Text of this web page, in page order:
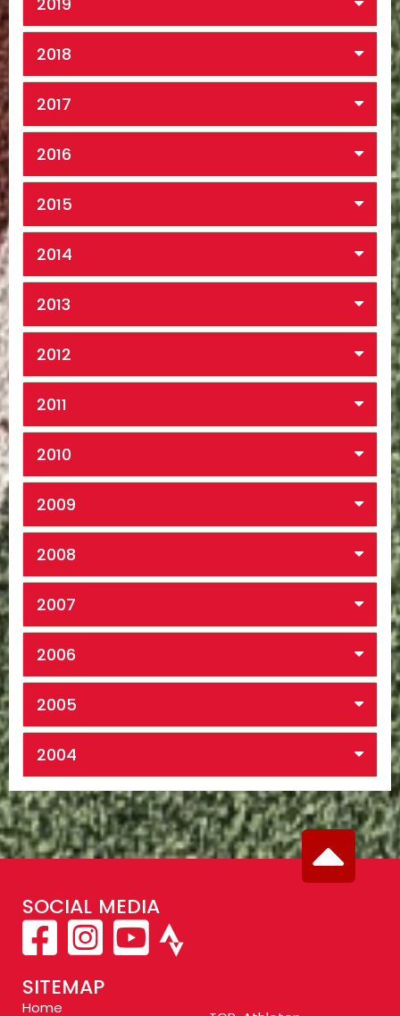
2018
2017
2016
2015
2014
2013
2012
2011
2010
2009
2008
2007
2006
2005
2004
SOCIAL MEDIA
SITEMAP
Home